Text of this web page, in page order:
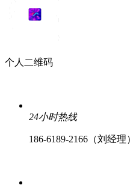
个人二维码
24小时热线
186-6189-2166（刘经理）